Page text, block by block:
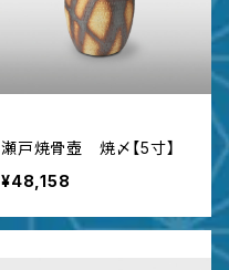
瀬戸焼骨壺 焼〆【5寸】
¥48,158